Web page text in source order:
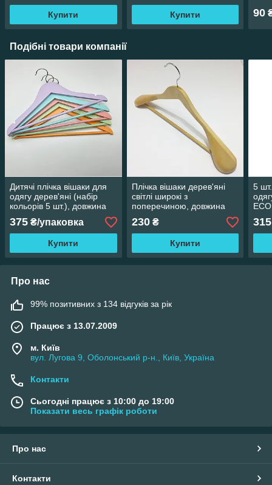
Купити Купити 90
Подібні товари компанії
Дитячі плічка вішаки для
одягу дерев'яні (набір
кольорів 5 шт.), довжина
360 мм
375 ₴/упаковка
Купити
Плічка вішаки дерев'яні
світлі широкі з
поперечиною, довжина
450 мм
230₴
Купити
5
315
Про нас
99% позитивних з 134 відгуків за рік
Працює з 13.07.2009
м. Київ
вул. Лугова 9, Оболонський р-н., Київ, Україна
Контакти
Сьогодні працює з 10:00 до 19:00
Показати весь графік роботи
Про нас
Контакти